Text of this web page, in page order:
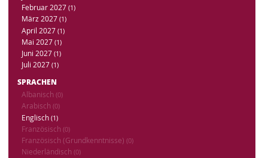
Februar 2027 (1)
März 2027 (1)
April 2027 (1)
Mai 2027 (1)
Juni 2027 (1)
Juli 2027 (1)
SPRACHEN
Albanisch (0)
Arabisch (0)
Englisch (1)
Französisch (0)
Französisch (Grundkenntnisse) (0)
Niederländisch (0)